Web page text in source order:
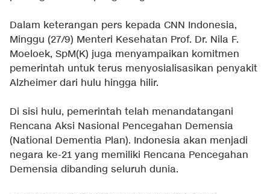
Dalam keterangan pers kepada CNN Indonesia,
Minggu (27/9) Menteri Kesehatan Prof. Dr. Nila F.
Moeloek, SpM(K) juga menyampaikan komitmen
pemerintah untuk terus menyosialisasikan penyakit
Alzheimer dari hulu hingga hilir.
Di sisi hulu, pemerintah telah menandatangani
Rencana Aksi Nasional Pencegahan Demensia
(National Dementia Plan). Indonesia akan menjadi
negara ke-21 yang memiliki Rencana Pencegahan
Demensia dibanding seluruh dunia.